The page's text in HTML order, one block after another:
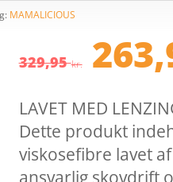
MAMALICIOUS
329,95kr. Den
pris
var:
LAVET MED
Dette produkt
viskosefibre lavet
ansvarlig skovdrift